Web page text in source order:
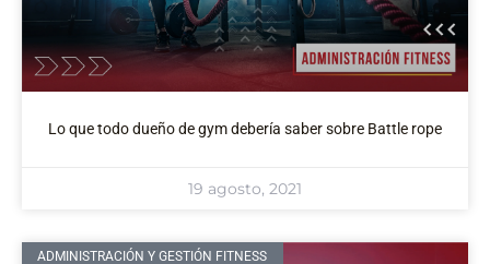
Lo que todo dueño de gym debería saber sobre Battle rope
19 agosto, 2021
ADMINISTRACIÓN Y GESTIÓN FITNESS